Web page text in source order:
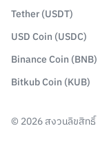
Tether (USDT)
USD Coin (USDC)
Binance Coin (BNB)
Bitkub Coin (KUB)
© 2026สงวนลิขสิทธิ์